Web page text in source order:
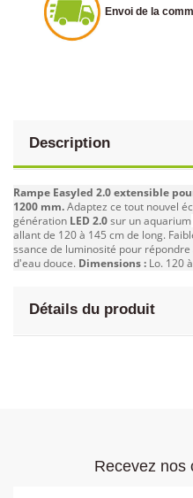
Envoi de la
Description
Rampe Easyled 2.0 extensible
1200 mm.Adaptez ce tout nouvel
génération LED 2.0sur un aquarium
allant de 120 à 145 cm de long.
ssance de luminosité pour
d'eau douce. Dimensions : Lo. 120
Détails du produit
Recevez nos